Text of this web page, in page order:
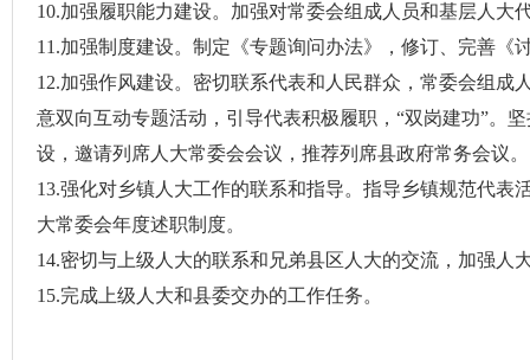
10.加强履职能力建设。加强对常委会组成人员和基层人大
11.加强制度建设。制定《专题询问办法》，修订、完善《
12.加强作风建设。密切联系代表和人民群众，常委会组成
意双向互动专题活动，引导代表积极履职 ， “双岗建功”。
设，邀请列席人大常委会会议，推荐列席县政府常务会议。
13.强化对乡镇人大工作的联系和指导。指导乡镇规范代表
大常委会年度述职制度。
14.密切与上级人大的联系和兄弟县区人大的交流，加强人
15.完成上级人大和县委交办的工作任务。